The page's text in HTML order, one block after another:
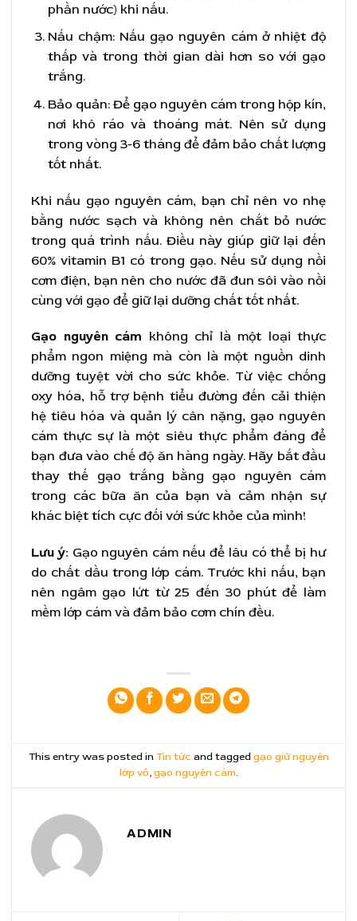
phần nước) khi nấu.
Nấu chậm: Nấu gạo nguyên cám ở nhiệt độ
thấp và trong thời gian dài hơn so với gạo
trắng.
Bảo quản: Để gạo nguyên cám trong hộp kín,
nơi khô ráo và thoáng mát. Nên sử dụng
trong vòng 3-6 tháng để đảm bảo chất lượng
tốt nhất.
Khi nấu gạo nguyên cám, bạn chỉ nên vo nhẹ
bằng nước sạch và không nên chắt bỏ nước
trong quá trình nấu. Điều này giúp giữ lại đến
60% vitamin B1 có trong gạo. Nếu sử dụng nồi
cơm điện, bạn nên cho nước đã đun sôi vào nồi
cùng với gạo để giữ lại dưỡng chất tốt nhất.
Gạo nguyên cám không chỉ là một loại thực
phẩm ngon miệng mà còn là một nguồn dinh
dưỡng tuyệt vời cho sức khỏe. Từ việc chống
oxy hóa, hỗ trợ bệnh tiểu đường đến cải thiện
hệ tiêu hóa và quản lý cân nặng, gạo nguyên
cám thực sự là một siêu thực phẩm đáng để
bạn đưa vào chế độ ăn hàng ngày. Hãy bắt đầu
thay thế gạo trắng bằng gạo nguyên cám
trong các bữa ăn của bạn và cảm nhận sự
khác biệt tích cực đối với sức khỏe của mình!
Lưu ý:Gạo nguyên cám nếu để lâu có thể bị hư
do chất dầu trong lớp cám. Trước khi nấu, bạn
nên ngâm gạo lứt từ 25 đến 30 phút để làm
mềm lớp cám và đảm bảo cơm chín đều.
This entry was posted inTin tức and taggedgạo giữ nguyên
lớp vỏ,gạo nguyên cám.
ADMIN